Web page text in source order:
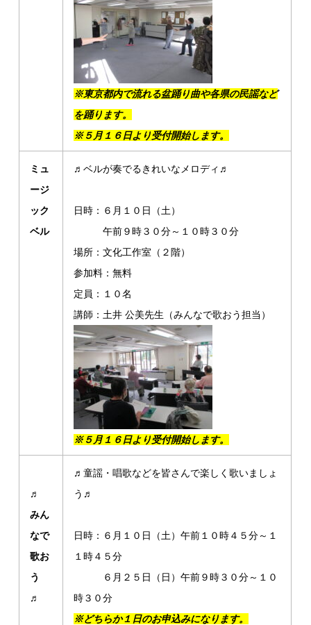
※東京都内で流れる盆踊り曲や各県の民謡など
を踊ります。
※５月１６日より受付開始します。
ミュ
ージ
ック
ベル
♬ベルが奏でるきれいなメロディ♬
日時：６月１０日（土）
午前９時３０分～１０時３０分
場所：文化工作室（２階）
参加料：無料
定員：１０名
講師：土井 公美先生（みんなで歌おう担当）
※５月１６日より受付開始します。
♬
みん
なで
歌お
う
♬
♬童謡・唱歌などを皆さんで楽しく歌いましょ
う♬
日時：６月１０日（土）午前１０時４５分～１
１時４５分
６月２５日（日）午前９時３０分～１０
時３０分
※どちらか１日のお申込みになります。